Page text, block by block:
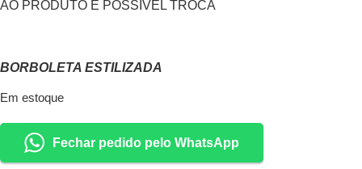
AO PRODUTO É POSSÌVEL TROCA
BORBOLETA ESTILIZADA
Em estoque
Fechar pedido pelo WhatsApp